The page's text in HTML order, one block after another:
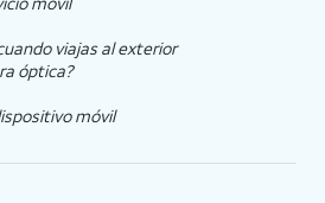
viajas al exterior
óptica?
móvil